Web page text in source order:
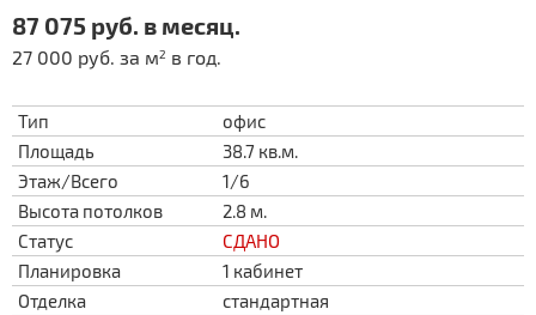
87 075 руб. в месяц.
27 000 руб. за м2 в год.
Тип
офис
Площадь
38.7 кв.м.
Этаж/Всего
1/6
Высота потолков
2.8 м.
Статус
СДАНО
Планировка
1 кабинет
Отделка
стандартная